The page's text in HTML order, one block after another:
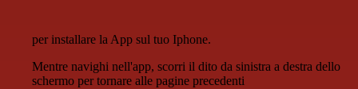
per installare la App sul tuo Iphone.
Mentre navighi nell'app, scorri il dito da sinistra a destra dello
schermo per tornare alle pagine precedenti